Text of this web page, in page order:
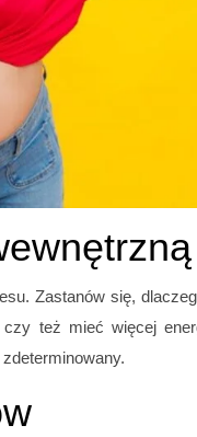
Zastanów się,
też mieć więcej